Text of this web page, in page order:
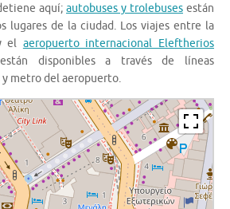
aquí; autobuses y trolebuses están
lugares de la ciudad. Los viajes entre la
el aeropuerto internacional Eleftherios
disponibles a través de líneas
metro del aeropuerto.